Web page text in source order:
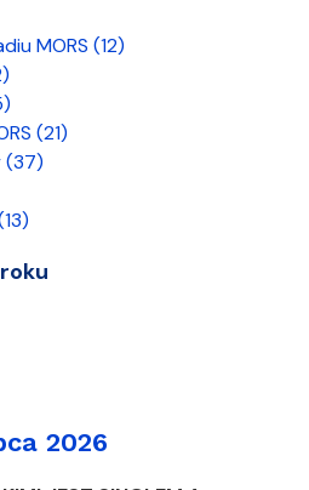
MORS (12)
(21)
(37)
2026